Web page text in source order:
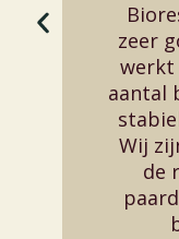
zeer
werkt
aantal
Wij
de